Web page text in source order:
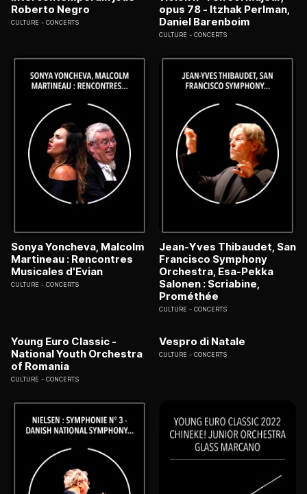
Roberto Negro
CULTURE CONCERTS
opus 78 - Itzhak Perlman,
Daniel Barenboim
CULTURE CONCERTS
Sonya Yoncheva, Malcolm
Martineau : Rencontres
Musicales d'Evian
CULTURE CONCERTS
Jean-Yves Thibaudet, San
Francisco Symphony
Orchestra, Esa-Pekka
Salonen : Scriabine,
Prométhée
CULTURE CONCERTS
Young Euro Classic -
National Youth Orchestra
of Romania
CULTURE CONCERTS
Vespro di Natale
CULTURE CONCERTS